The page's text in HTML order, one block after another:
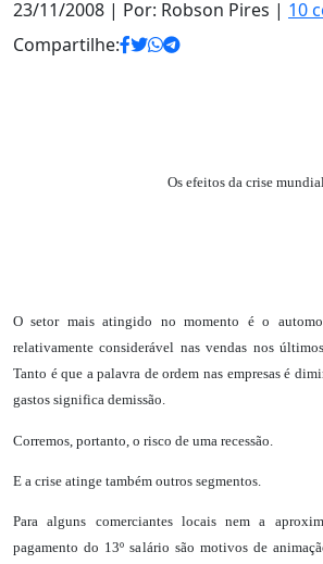
23/11/2008 | Por: Robson Pires | 10
Compartilhe:
Os efeitos da crise
O setor mais atingido no momento é o
relativamente considerável nas vendas nos
Tanto é que a palavra de ordem nas empresas é
gastos significa demissão.
Corremos, portanto, o risco de uma recessão.
E a crise atinge também outros segmentos.
Para alguns comerciantes locais nem a
pagamento do 13º salário são motivos de